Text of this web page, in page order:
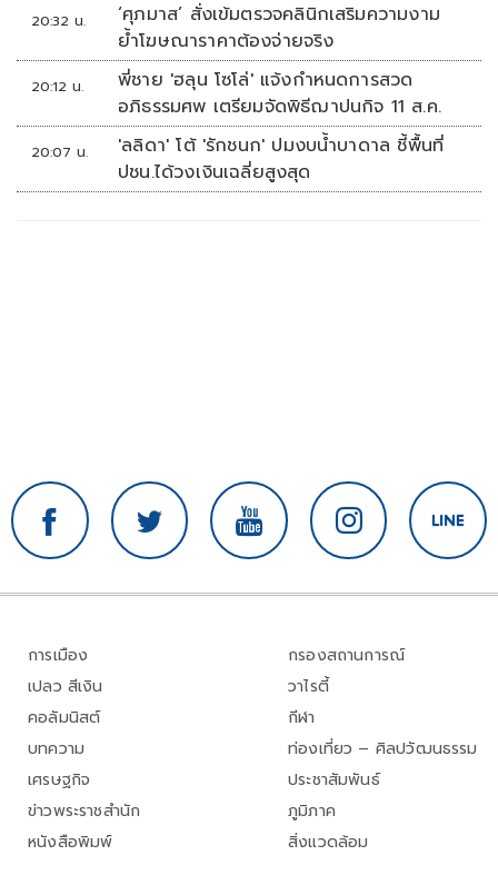
20:32 น.
‘ศุภมาส’ สั่งเข้มตรวจคลินิกเสริมความงาม
ย้ำโฆษณาราคาต้องจ่ายจริง
20:12 น.
พี่ชาย 'ฮลุน โซโล่' แจ้งกำหนดการสวด
อภิธรรมศพ เตรียมจัดพิธีฌาปนกิจ 11 ส.ค.
20:07 น.
'ลลิดา' โต้ 'รักชนก' ปมงบน้ำบาดาล ชี้พื้นที่
ปชน.ได้วงเงินเฉลี่ยสูงสุด
การเมือง
เปลว สีเงิน
คอลัมนิสต์
บทความ
เศรษฐกิจ
ข่าวพระราชสำนัก
หนังสือพิมพ์
กรองสถานการณ์
วาไรตี้
กีฬา
ท่องเที่ยว – ศิลปวัฒนธรรม
ประชาสัมพันธ์
ภูมิภาค
สิ่งแวดล้อม